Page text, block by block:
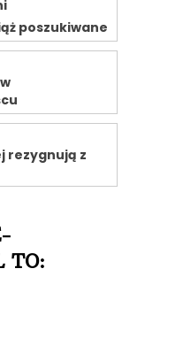
poszukiwane
rezygnują z
TO: